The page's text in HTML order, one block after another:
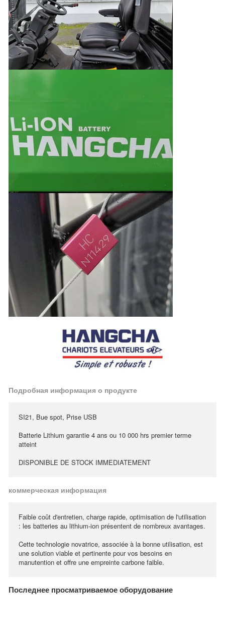
Подробная информация о продукте
SI21, Bue spot, Prise USB
Batterie Lithium garantie 4 ans ou 10 000 hrs premier terme
atteint
DISPONIBLE DE STOCK IMMEDIATEMENT
коммерческая информация
Faible coût d'entretien, charge rapide, optimisation de l'utilisation
: les batteries au lithium-ion présentent de nombreux avantages.
Cette technologie novatrice, associée à la bonne utilisation, est
une solution viable et pertinente pour vos besoins en
manutention et offre une empreinte carbone faible.
Последнее просматриваемое оборудование